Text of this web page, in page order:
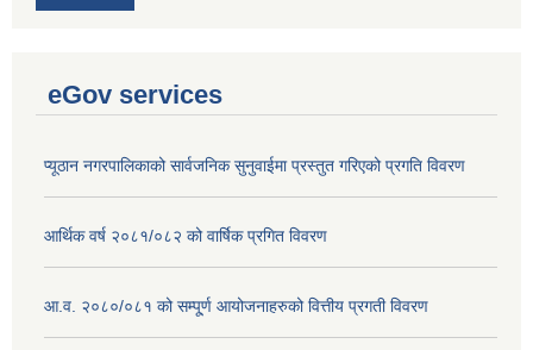
eGov services
प्यूठान नगरपालिकाको सार्वजनिक सुनुवाईमा प्रस्तुत गरिएको प्रगति विवरण
आर्थिक वर्ष २०८१/०८२ को वार्षिक प्रगित विवरण
आ.व. २०८०/०८१ को सम्पू्र्ण आयोजनाहरुको वित्तीय प्रगती विवरण